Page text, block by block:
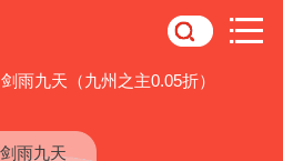
剑雨九天（九州之主0.05折）